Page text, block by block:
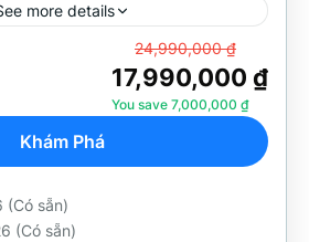
more details
24,990,000 ₫
17,990,000 ₫
You save 7,000,000 ₫
Khám Phá
(Có sẵn)
(Có sẵn)